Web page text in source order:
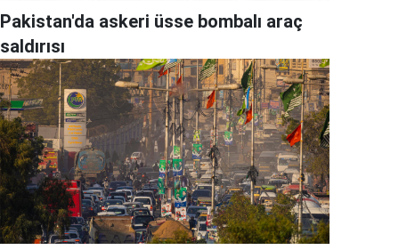
Pakistan'da askeri üsse bombalı araç
saldırısı